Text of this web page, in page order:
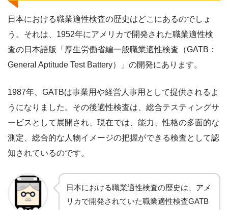
日本における職業適性検査の歴史はどこにあるのでしょ
う。それは、1952年にアメリカで開発された職業適性検
査の日本語版「厚生労働省編一般職業適性検査（GATB：
General Aptitude Test Battery）」の開発にあります。
1987年、GATBは事業用や経営人事用として提供されるよ
うになりました。その後適性検査は、総合テスティングサ
ービスとして展開され、現在では、能力、性格の多面的な
測定、総合的な人物イメージの把握ができる検査として認
知されているのです。
日本における職業適性検査の歴史は、アメ
リカで開発されていた職業適性検査GATB